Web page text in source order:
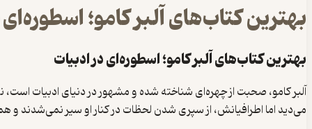
بهترین کتاب‌های آلبر کامو؛ اسطوره‌ای
بهترین کتاب‌های آلبر کامو؛ اسطوره‌ای در ادبیات
آلبر کامو، صحبت از چهره‌ای شناخته شده و مشهور در دنیای ادبیات
می‌دید اما اطرافیانش، از سپری شدن لحظات در کنار او سیر نمی‌شدند و